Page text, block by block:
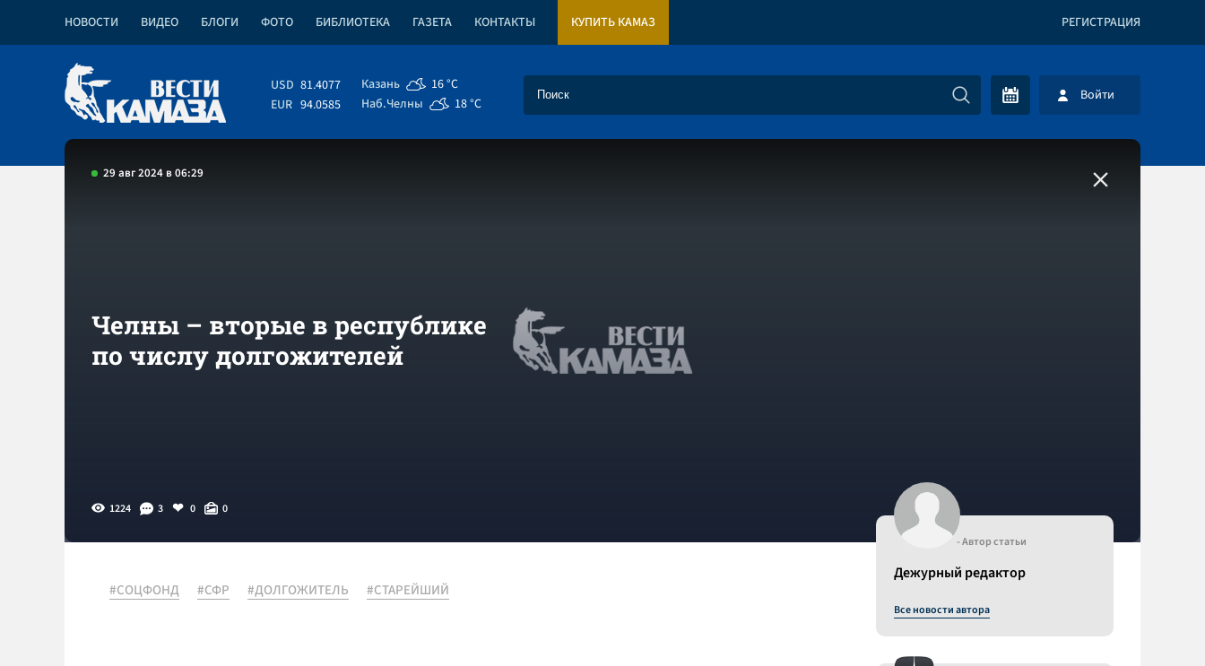
НОВОСТИ ВИДЕО БЛОГИ ФОТО БИБЛИОТЕКА ГАЗЕТА КОНТАКТЫ КУПИТЬ КАМАЗ РЕГИСТРАЦИЯ
USD 81.4077
EUR 94.0585
Казань
16 °C
Наб.Челны
18 °C Войти
29 авг 2024 в 06:29
Челны – вторые в республике
по числу долгожителей
1224 3 0 0
#СОЦФОНД #СФР #ДОЛГОЖИТЕЛЬ #СТАРЕЙШИЙ
- Автор статьи
Дежурный редактор
Все новости автора